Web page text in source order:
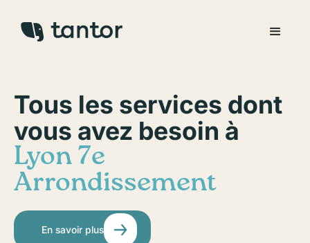
Tous les services dont
vous avez besoin à
Lyon 7e
Arrondissement
En savoir plus